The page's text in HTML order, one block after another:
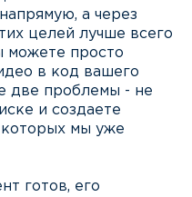
а через
целей лучше всего
можете просто
в код вашего
две проблемы - не
и создаете
которых мы уже
готов, его